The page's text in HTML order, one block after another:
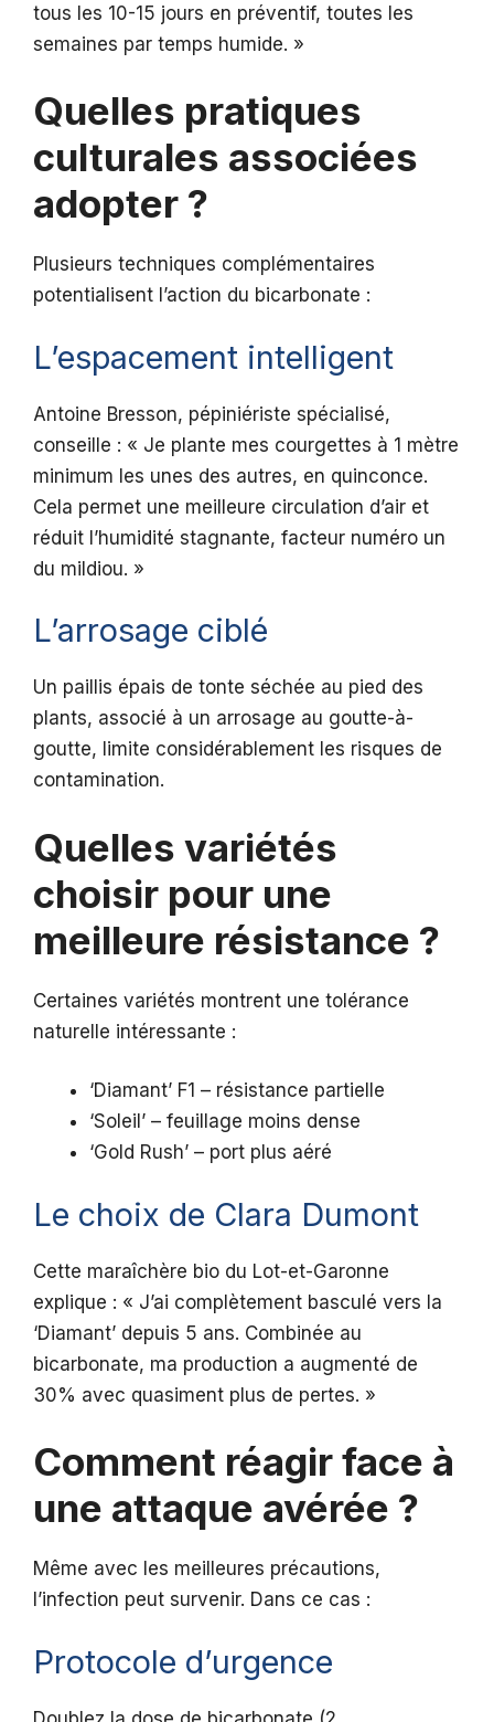
tous les 10-15 jours en préventif, toutes les
semaines par temps humide. »
Quelles pratiques
culturales associées
adopter ?
Plusieurs techniques complémentaires
potentialisent l’action du bicarbonate :
L’espacement intelligent
Antoine Bresson, pépiniériste spécialisé,
conseille : « Je plante mes courgettes à 1 mètre
minimum les unes des autres, en quinconce.
Cela permet une meilleure circulation d’air et
réduit l’humidité stagnante, facteur numéro un
du mildiou. »
L’arrosage ciblé
Un paillis épais de tonte séchée au pied des
plants, associé à un arrosage au goutte-à-
goutte, limite considérablement les risques de
contamination.
Quelles variétés
choisir pour une
meilleure résistance ?
Certaines variétés montrent une tolérance
naturelle intéressante :
‘Diamant’ F1 – résistance partielle
‘Soleil’ – feuillage moins dense
‘Gold Rush’ – port plus aéré
Le choix de Clara Dumont
Cette maraîchère bio du Lot-et-Garonne
explique : « J’ai complètement basculé vers la
‘Diamant’ depuis 5 ans. Combinée au
bicarbonate, ma production a augmenté de
30% avec quasiment plus de pertes. »
Comment réagir face à
une attaque avérée ?
Même avec les meilleures précautions,
l’infection peut survenir. Dans ce cas :
Protocole d’urgence